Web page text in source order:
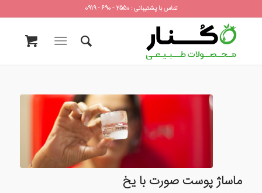
تماس با پشتیبانی : 2550 - 690 - 0919
ماساژ پوست صورت با یخ